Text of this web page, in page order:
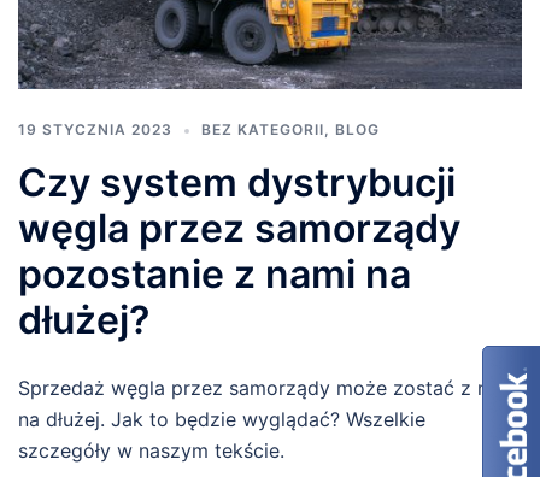
19 STYCZNIA 2023 BEZ KATEGORII, BLOG
Czy system dystrybucji
węgla przez samorządy
pozostanie z nami na
dłużej?
Sprzedaż węgla przez samorządy może zostać z nami
na dłużej. Jak to będzie wyglądać? Wszelkie
szczegóły w naszym tekście.